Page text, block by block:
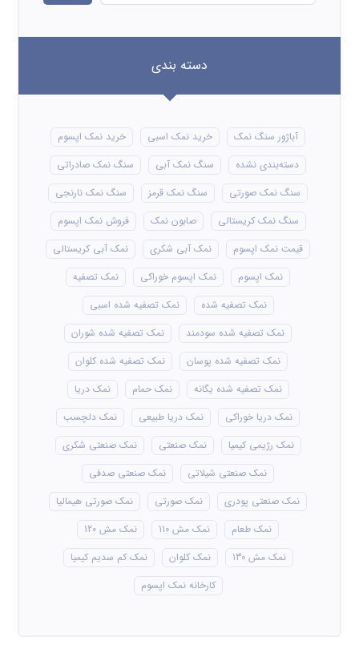
دسته بندی
آباژور سنگ نمک خرید نمک اسبی
خرید نمک اپسوم
دسته‌بندی نشده
سنگ نمک آبی
سنگ نمک صادراتی
سنگ نمک صورتی
سنگ نمک قرمز
سنگ نمک نارنجی
سنگ نمک کریستالی
صابون نمک
فروش نمک اپسوم
قیمت نمک اپسوم
نمک آبی شکری
نمک آبی کریستالی
نمک اپسوم
نمک اپسوم خوراکی
نمک تصفیه
نمک تصفیه شده
نمک تصفیه شده اسبی
نمک تصفیه شده سودمند
نمک تصفیه شده شوران
نمک تصفیه شده پوسان
نمک تصفیه شده کلوان
نمک تصفیه شده یگانه
نمک حمام
نمک دریا
نمک دریا خوراکی
نمک دریا طبیعی
نمک دلچسب
نمک رژیمی کیمیا
نمک صنعتی
نمک صنعتی شکری
نمک صنعتی شیلاتی
نمک صنعتی صدفی
نمک صنعتی پودری
نمک صورتی
نمک صورتی هیمالیا
نمک طعام
نمک مش 110
نمک مش 120
نمک مش 130
نمک کلوان
نمک کم سدیم کیمیا
کارخانه نمک اپسوم